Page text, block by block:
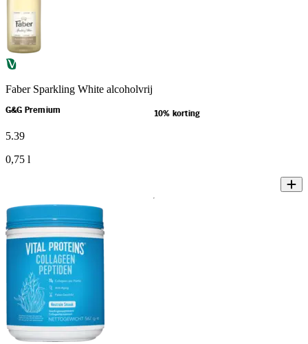
Faber Sparkling White alcoholvrij
G&G Premium 10% korting
5.39
0,75 l